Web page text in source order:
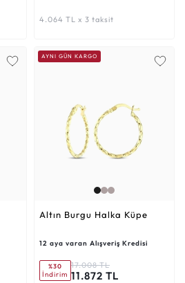
4.064 TL x 3 taksit
AYNI GÜN KARGO
Altın Burgu Halka Küpe
12 aya varan Alışveriş Kredisi
%30
İndirim
17.008 TL
11.872 TL